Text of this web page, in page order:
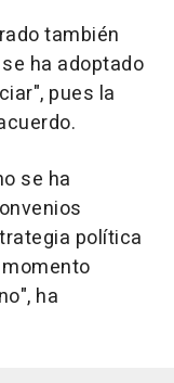
también
ha adoptado
pues la
se ha
política
ha